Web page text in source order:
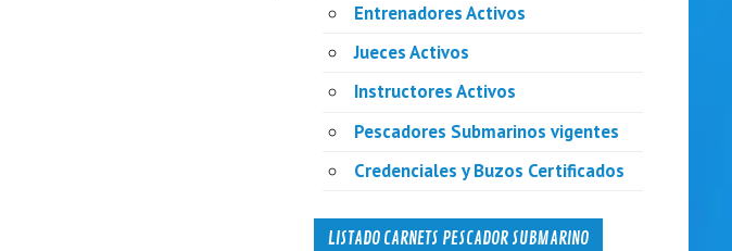
Entrenadores Activos
Jueces Activos
Instructores Activos
Pescadores Submarinos vigentes
Credenciales y Buzos Certificados
LISTADO CARNETS PESCADOR SUBMARINO